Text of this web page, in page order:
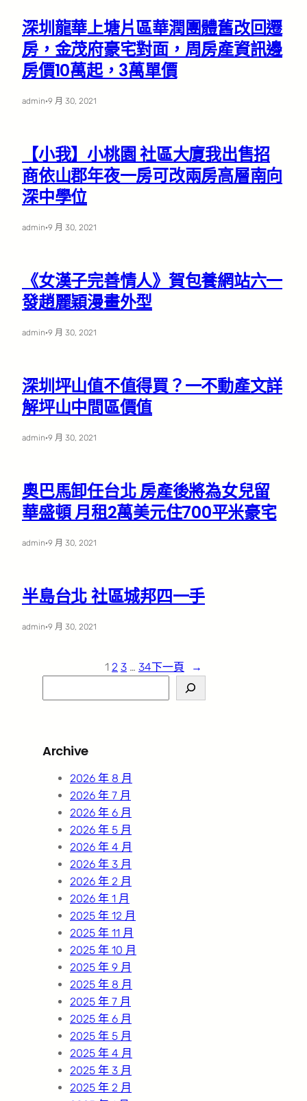
深圳龍華上塘片區華潤團體舊改回遷
房，金茂府豪宅對面，周房產資訊邊
房價10萬起，3萬單價
admin·9 月 30, 2021
【小我】小桃園 社區大廈我出售招
商依山郡年夜一房可改兩房高層南向
深中學位
admin·9 月 30, 2021
《女漢子完善情人》賀包養網站六一
發趙麗穎漫畫外型
admin·9 月 30, 2021
深圳坪山值不值得買？一不動產文詳
解坪山中間區價值
admin·9 月 30, 2021
奧巴馬卸任台北 房產後將為女兒留
華盛頓 月租2萬美元住700平米豪宅
admin·9 月 30, 2021
半島台北 社區城邦四一手
admin·9 月 30, 2021
1 2 3 … 34下一頁
→
e
c
Archive
2026 年 8 月
2026 年 7 月
2026 年 6 月
2026 年 5 月
2026 年 4 月
2026 年 3 月
2026 年 2 月
2026 年 1 月
2025 年 12 月
2025 年 11 月
2025 年 10 月
2025 年 9 月
2025 年 8 月
2025 年 7 月
2025 年 6 月
2025 年 5 月
2025 年 4 月
2025 年 3 月
2025 年 2 月